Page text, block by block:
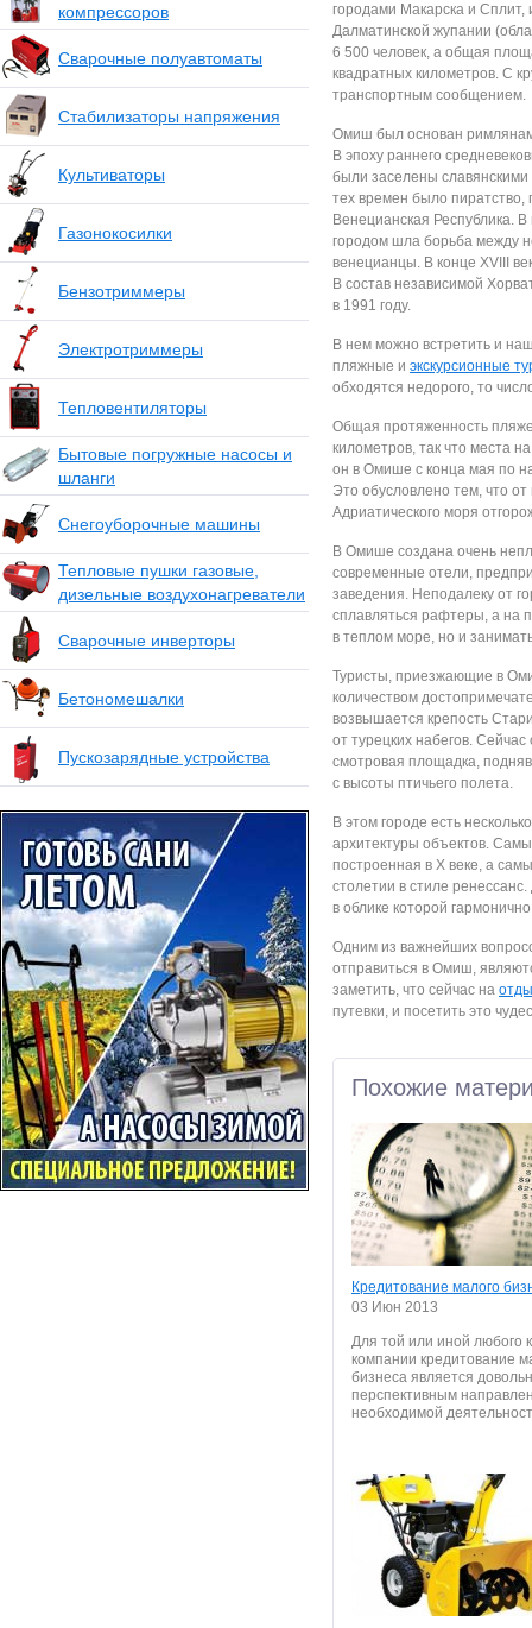
компрессоров
Сварочные полуавтоматы
Стабилизаторы напряжения
Культиваторы
Газонокосилки
Бензотриммеры
Электротриммеры
Тепловентиляторы
Бытовые погружные насосы и
шланги
Снегоуборочные машины
Тепловые пушки газовые,
дизельные воздухонагреватели
Сварочные инверторы
Бетономешалки
Пускозарядные устройства
городами Макарска и Сплит,
Далматинской жупании
6 500 человек, а общая
квадратных километров. С
транспортным сообщением.
Омиш был основан
В эпоху раннего
были заселены
тех времен было
Венецианская Республика.
городом шла борьба между
венецианцы. В конце XVIII
В состав независимой
в 1991 году.
В нем можно встретить и
пляжные и экскурсионные
обходятся недорого, то
Общая протяженность
километров, так что места
он в Омише с конца мая по
Это обусловлено тем, что
Адриатического моря
В Омише создана очень
современные отели,
заведения. Неподалеку от
сплавляться рафтеры, а на
в теплом море, но и
Туристы, приезжающие в
количеством
возвышается крепость
от турецких набегов.
смотровая площадка,
с высоты птичьего полета.
В этом городе есть
архитектуры объектов.
построенная в X веке, а
столетии в стиле
в облике которой
Одним из важнейших
отправиться в Омиш,
заметить, что сейчас на
путевки, и посетить это
Похожие
Кредитование малого
03 Июн 2013
Для той или иной любого
компании кредитование
бизнеса является
перспективным
необходимой